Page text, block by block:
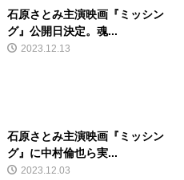
石原さとみ主演映画『ミッシン
グ』公開日決定。魂...
2023.12.13
石原さとみ主演映画『ミッシン
グ』に中村倫也ら実...
2023.12.03